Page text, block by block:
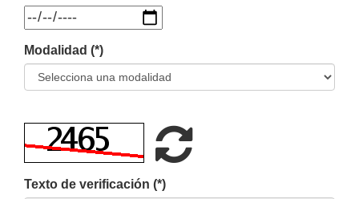
Modalidad (*)
CAPTCHA
Texto de verificación (*)